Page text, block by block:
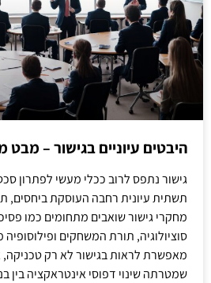
היבטים עיוניים בגישור –
גישור נתפס לרוב ככלי מעשי לפתרון
תשתית עיונית רחבה העוסקת ביחסים,
מחקרי גישור שואבים מתחומים כמו
סוציולוגיה, תורת המשחקים ופילוסופיה
מאפשרת לראות בגישור לא רק
שמטרתה שינוי דפוסי אינטראקציה בין